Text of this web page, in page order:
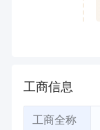
工商信息
工商全称